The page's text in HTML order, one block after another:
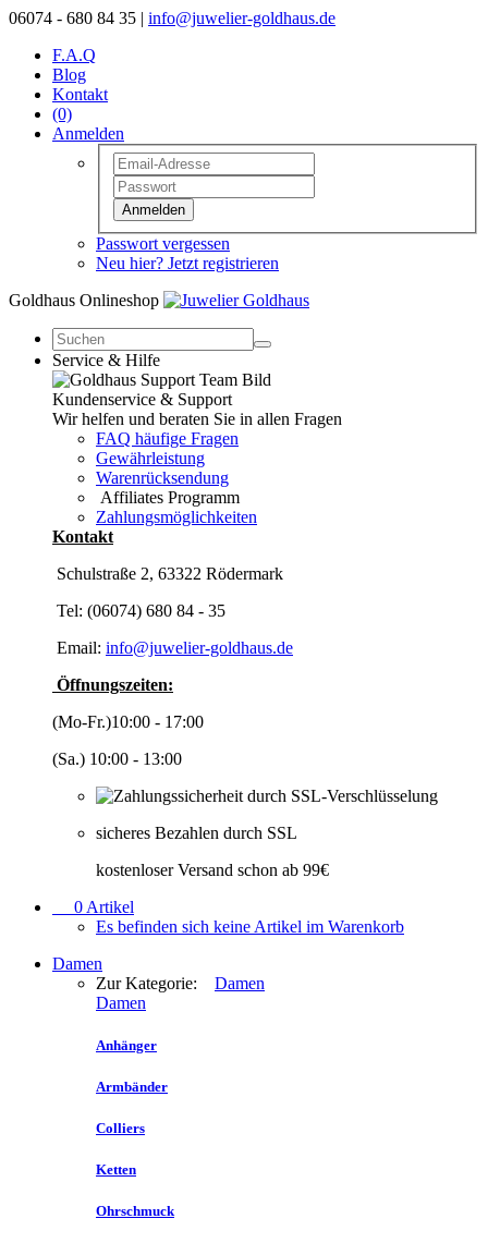
06074 - 680 84 35 | info@juwelier-goldhaus.de
F.A.Q
Blog
Kontakt
(0)
Anmelden
Anmelden
Passwort vergessen
Neu hier? Jetzt registrieren
Goldhaus Onlineshop
Service & Hilfe
Kundenservice & Support
Wir helfen und beraten Sie in allen Fragen
FAQ häufige Fragen
Gewährleistung
Warenrücksendung
Affiliates Programm
Zahlungsmöglichkeiten
Kontakt
Schulstraße 2, 63322 Rödermark
Tel: (06074) 680 84 - 35
Email: info@juwelier-goldhaus.de
Öffnungszeiten:
(Mo-Fr.)10:00 - 17:00
(Sa.) 10:00 - 13:00
sicheres Bezahlen durch SSL
kostenloser Versand schon ab 99€
0 Artikel
Es befinden sich keine Artikel im Warenkorb
Damen
Zur Kategorie: Damen
Damen
Anhänger
Armbänder
Colliers
Ketten
Ohrschmuck